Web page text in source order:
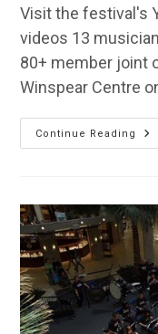
Visit the festival's
videos 13
80+ member joint
Winspear Centre
Continue Reading
Day
1:
加
拿
大
愛
民
頓
中
樂
節